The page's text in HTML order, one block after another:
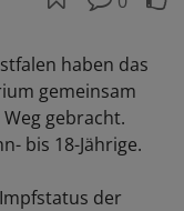
haben das
gemeinsam
gebracht.
bis 18-Jährige.
der